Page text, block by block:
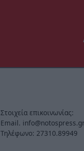
Στοιχεία επικοινωνίας:
Email. info@notospress.gr
Τηλέφωνο: 27310.89949